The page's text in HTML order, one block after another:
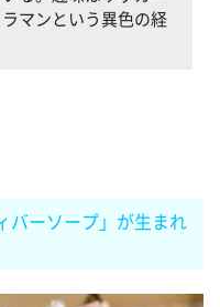
マンという異色の経
バーソープ」が生まれ